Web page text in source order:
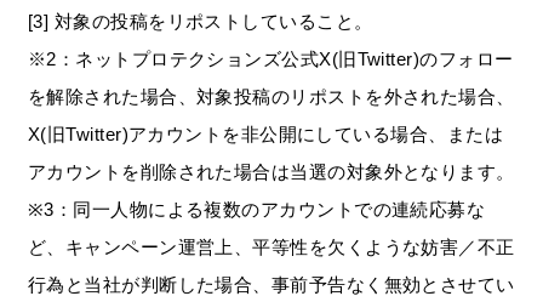
[3] 対象の投稿をリポストしていること。
※2：ネットプロテクションズ公式X(旧Twitter)のフォロー
を解除された場合、対象投稿のリポストを外された場合、
X(旧Twitter)アカウントを非公開にしている場合、または
アカウントを削除された場合は当選の対象外となります。
※3：同一人物による複数のアカウントでの連続応募な
ど、キャンペーン運営上、平等性を欠くような妨害／不正
行為と当社が判断した場合、事前予告なく無効とさせてい